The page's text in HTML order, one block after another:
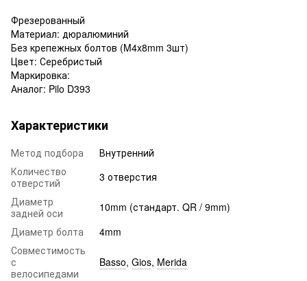
Фрезерованный
Материал: дюралюминий
Без крепежных болтов (M4x8mm 3шт)
Цвет: Серебристый
Маркировка:
Аналог: Pilo D393
Характеристики
Метод подбора
Внутренний
Количество
отверстий
3 отверстия
Диаметр
задней оси
10mm (стандарт. QR / 9mm)
Диаметр болта
4mm
Совместимость
с
велосипедами
Basso, Gios, Merida